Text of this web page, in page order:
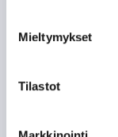
Mieltymykset
Tilastot